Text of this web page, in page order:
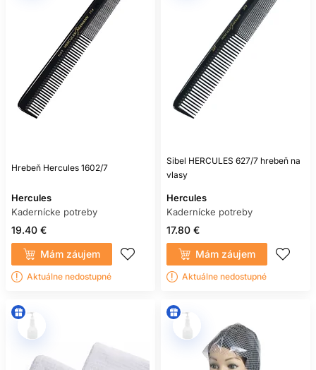
Hrebeň Hercules 1602/7
Hercules
Kadernícke potreby
19.40 €
Mám záujem
Aktuálne nedostupné
Sibel HERCULES 627/7 hrebeň na
vlasy
Hercules
Kadernícke potreby
17.80 €
Mám záujem
Aktuálne nedostupné